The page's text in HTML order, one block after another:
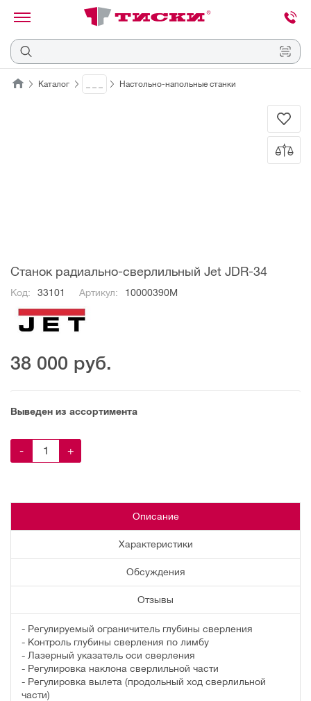
Отмена
Каталог Настольно-напольные станки
Станок радиально-сверлильный Jet JDR-34
Код: 33101 Артикул: 10000390M
38 000 руб.
Выведен из ассортимента
- +
Описание
Характеристики
Обсуждения
Отзывы
- Регулируемый ограничитель глубины сверления
- Контроль глубины сверления по лимбу
- Лазерный указатель оси сверления
- Регулировка наклона сверлильной части
- Регулировка вылета (продольный ход сверлильной
части)